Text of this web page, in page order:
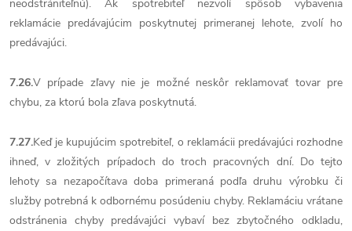
neodstrániteľnú). Ak spotrebiteľ nezvolí spôsob vybavenia
reklamácie predávajúcim poskytnutej primeranej lehote, zvolí ho
predávajúci.
7.26.V prípade zľavy nie je možné neskôr reklamovať tovar pre
chybu, za ktorú bola zľava poskytnutá.
7.27.Keď je kupujúcim spotrebiteľ, o reklamácii predávajúci rozhodne
ihneď, v zložitých prípadoch do troch pracovných dní. Do tejto
lehoty sa nezapočítava doba primeraná podľa druhu výrobku či
služby potrebná k odbornému posúdeniu chyby. Reklamáciu vrátane
odstránenia chyby predávajúci vybaví bez zbytočného odkladu,